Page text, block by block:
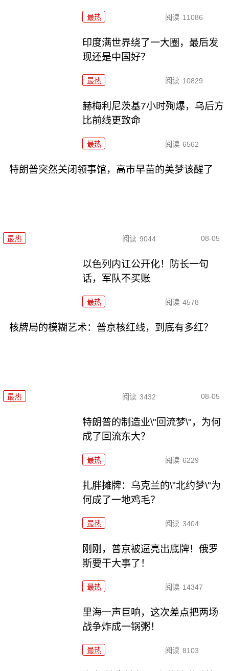
最热 阅读 11086
印度满世界绕了一大圈，最后发
现还是中国好？
最热 阅读 10829
赫梅利尼茨基7小时殉爆，乌后方
比前线更致命
最热 阅读 6562
特朗普突然关闭领事馆，高市早苗的美梦该醒了
最热 阅读 9044 08-05
以色列内讧公开化！防长一句
话，军队不买账
最热 阅读 4578
核牌局的模糊艺术：普京核红线，到底有多红？
最热 阅读 3432 08-05
特朗普的制造业\"回流梦\"，为何
成了回流东大？
最热 阅读 6229
扎胖摊牌：乌克兰的\"北约梦\"为
何成了一地鸡毛？
最热 阅读 3404
刚刚，普京被逼亮出底牌！俄罗
斯要干大事了！
最热 阅读 14347
里海一声巨响，这次差点把两场
战争炸成一锅粥！
最热 阅读 8103